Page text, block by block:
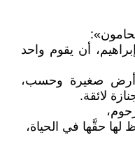
أن يقوم واحد
أرض صغيرة وحسب،
لائقة.
حقَّها في الحياة،